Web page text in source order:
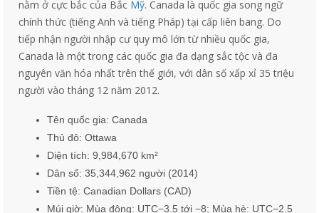
nằm ở cực bắc của Bắc Mỹ. Canada là quốc gia song ngữ
chính thức (tiếng Anh và tiếng Pháp) tại cấp liên bang. Do
tiếp nhận người nhập cư quy mô lớn từ nhiều quốc gia,
Canada là một trong các quốc gia đa dạng sắc tộc và đa
nguyên văn hóa nhất trên thế giới, với dân số xấp xỉ 35 triệu
người vào tháng 12 năm 2012.
Tên quốc gia: Canada
Thủ đô: Ottawa
Diện tích: 9,984,670 km²
Dân số: 35,344,962 người (2014)
Tiền tệ: Canadian Dollars (CAD)
Múi giờ: Mùa đông: UTC−3.5 tới −8; Mùa hè: UTC−2.5